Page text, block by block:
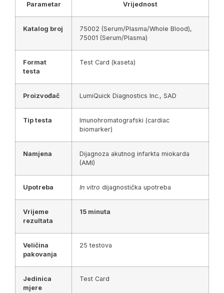
Parametar Vrijednost
Katalog broj
75002 (Serum/Plasma/Whole Blood),
75001 (Serum/Plasma)
Format
testa
Test Card (kaseta)
Proizvođač LumiQuick Diagnostics Inc., SAD
Tip testa
Imunohromatografski (cardiac
biomarker)
Namjena
Dijagnoza akutnog infarkta miokarda
(AMI)
Upotreba In vitro dijagnostička upotreba
Vrijeme
rezultata
15 minuta
Veličina
pakovanja
25 testova
Jedinica
mjere
Test Card